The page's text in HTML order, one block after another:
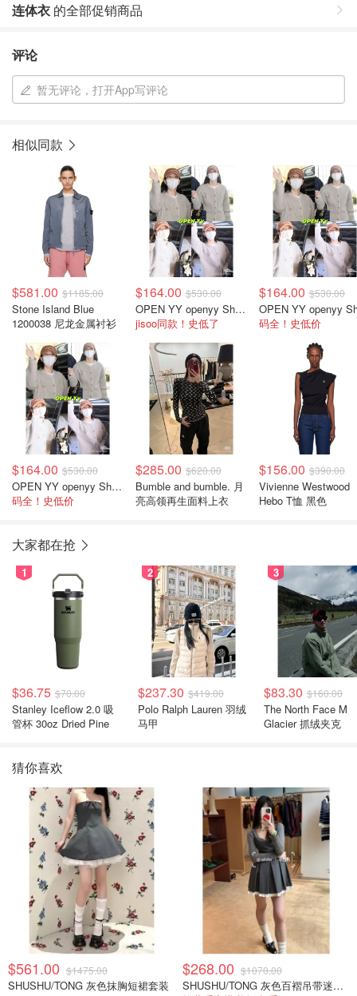
连体衣 的全部促销商品
评论
暂无评论，打开App写评论
相似同款
$581.00 $1185.00
Stone Island Blue
1200038 尼龙金属衬衫
$164.00 $530.00
OPEN YY openyy Shaggy 米色开衫
jisoo同款！史低了
$164.00 $530.00
码全！史低价
$164.00 $530.00
OPEN YY openyy Shaggy 米色开衫 jisoo同款
码全！史低价
$285.00 $620.00
Bumble and bumble. 月
亮高领再生面料上衣
$156.00 $390.00
Vivienne Westwood
Hebo T恤 黑色
大家都在抢
1
$36.75 $70.00
Stanley Iceflow 2.0 吸
管杯 30oz Dried Pine
2
$237.30 $419.00
Polo Ralph Lauren 羽绒
马甲
3
$83.30 $160.00
The North Face M
Glacier 抓绒夹克
猜你喜欢
$561.00 $1475.00
SHUSHU/TONG 灰色抹胸短裙套装
$268.00 $1070.00
SHUSHU/TONG 灰色百褶吊带迷你连衣裙